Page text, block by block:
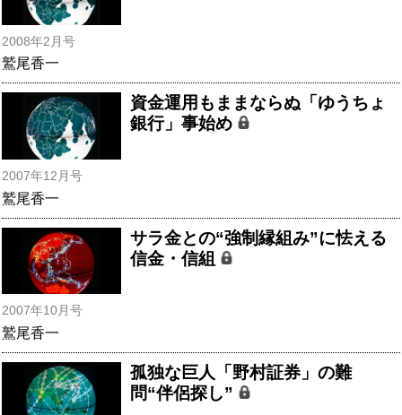
2008年2月号
鷲尾香一
資金運用もままならぬ「ゆうちょ
銀行」事始め
2007年12月号
鷲尾香一
サラ金との“強制縁組み”に怯える
信金・信組
2007年10月号
鷲尾香一
孤独な巨人「野村証券」の難
問“伴侶探し”